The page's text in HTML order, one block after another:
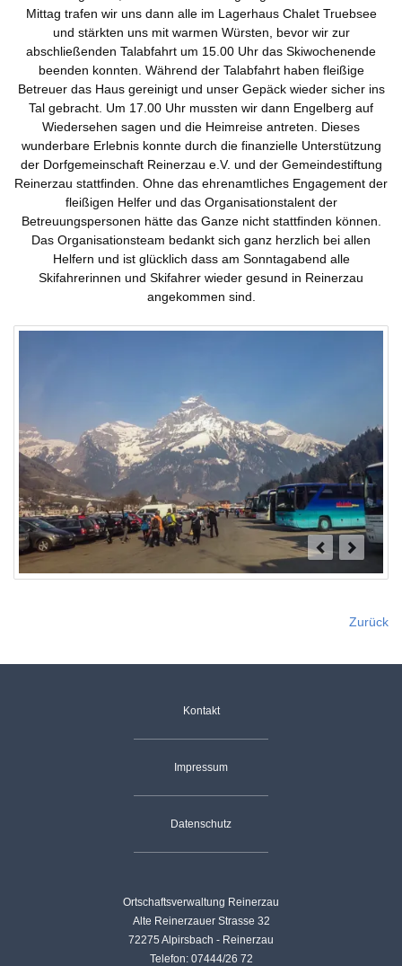
Mittag trafen wir uns dann alle im Lagerhaus Chalet Truebsee
und stärkten uns mit warmen Würsten, bevor wir zur
abschließenden Talabfahrt um 15.00 Uhr das Skiwochenende
beenden konnten. Während der Talabfahrt haben fleißige
Betreuer das Haus gereinigt und unser Gepäck wieder sicher ins
Tal gebracht. Um 17.00 Uhr mussten wir dann Engelberg auf
Wiedersehen sagen und die Heimreise antreten. Dieses
wunderbare Erlebnis konnte durch die finanzielle Unterstützung
der Dorfgemeinschaft Reinerzau e.V. und der Gemeindestiftung
Reinerzau stattfinden. Ohne das ehrenamtliches Engagement der
fleißigen Helfer und das Organisationstalent der
Betreuungspersonen hätte das Ganze nicht stattfinden können.
Das Organisationsteam bedankt sich ganz herzlich bei allen
Helfern und ist glücklich dass am Sonntagabend alle
Skifahrerinnen und Skifahrer wieder gesund in Reinerzau
angekommen sind.
Zurück
Ortschaftsverwaltung Reinerzau
Alte Reinerzauer Strasse 32
72275 Alpirsbach - Reinerzau
Telefon: 07444/26 72
Kontakt
Impressum
Datenschutz